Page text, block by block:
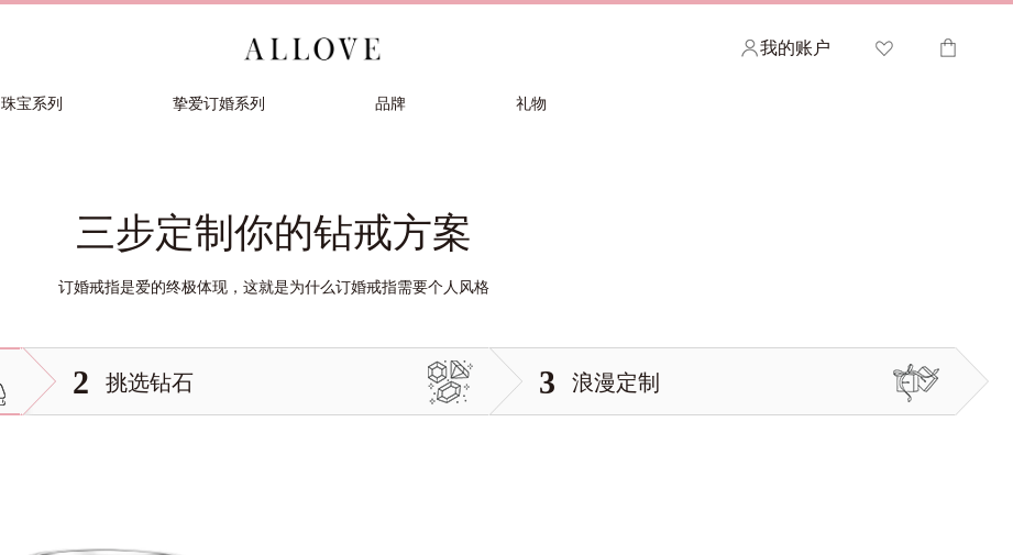
我的账户
登录 >
珠宝系列 挚爱订婚系列 品牌 礼物
三步定制你的钻戒方案
订婚戒指是爱的终极体现，这就是为什么订婚戒指需要个人风格
2 挑选钻石 3 浪漫定制